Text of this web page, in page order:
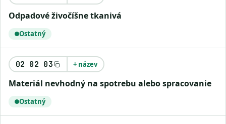
odpadové živočíšne tkanivá
Ostatný
02 02 03 + název
materiál nevhodný na spotrebu alebo spracovanie
Ostatný